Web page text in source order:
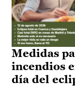
Medidas
incendios
día del